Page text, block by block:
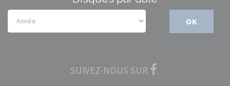
OK
SUIVEZ-NOUS SUR